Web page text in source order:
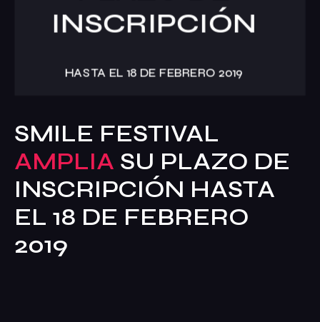
Ranking
Jurado
Organización
INSCRIPCIÓN
SMILE FESTIVAL
AMPLIA SU PLAZO DE
INSCRIPCIÓN HASTA
EL 18 DE FEBRERO
2019